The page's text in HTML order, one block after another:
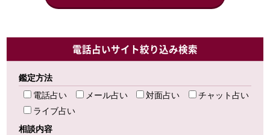
電話占いサイト絞り込み検索
鑑定方法
電話占い
メール占い 対面占い
チャット占い
ライブ占い
相談内容